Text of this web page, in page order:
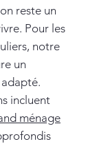
reste un
Pour les
notre
un
incluent
ménage